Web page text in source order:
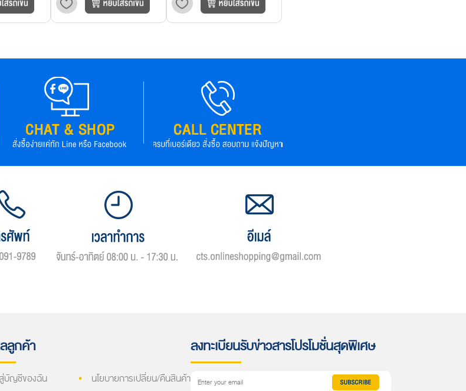
ลูกค้า
สู่บัญชีของฉัน
นโยบายการเปลี่ยน/คืนสินค้า
ลงทะเบียนรับข่าวสารโปรโมชั่นสุดพิเศษ